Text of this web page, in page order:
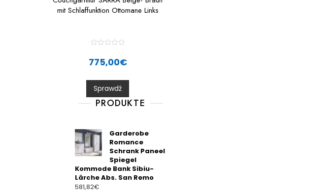
mit Schlaffunktion Ottomane Links
t
0
o
u
t
775,00€
Sprawdź
PRODUKTE
Garderobe
Romance
Schrank Paneel
Spiegel
Kommode Bank Sibiu-
Lärche Abs. San Remo
581,82€